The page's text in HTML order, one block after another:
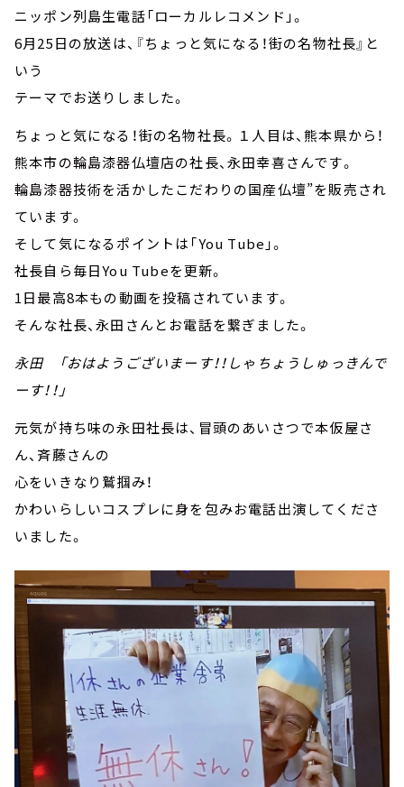
ニッポン列島生電話「ローカルレコメンド」。
6月25日の放送は、『ちょっと気になる！街の名物社長』と
いう
テーマでお送りしました。
ちょっと気になる！街の名物社長。１人目は、熊本県から！
熊本市の輪島漆器仏壇店の社長、永田幸喜さんです。
輪島漆器技術を活かしたこだわりの国産仏壇”を販売され
ています。
そして気になるポイントは「You Tube」。
社長自ら毎日You Tubeを更新。
1日最高8本もの動画を投稿されています。
そんな社長、永田さんとお電話を繋ぎました。
永田 「おはようございまーす！！しゃちょうしゅっきんで
ーす！！」
元気が持ち味の永田社長は、冒頭のあいさつで本仮屋さ
ん、斉藤さんの
心をいきなり鷲掴み！
かわいらしいコスプレに身を包みお電話出演してくださ
いました。